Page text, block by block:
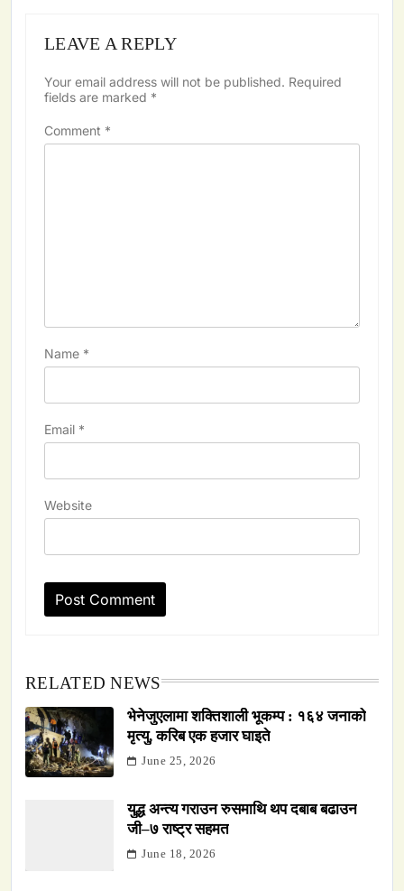
LEAVE A REPLY
Your email address will not be published. Required
fields are marked *
Comment *
Name *
Email *
Website
RELATED NEWS
भेनेजुएलामा शक्तिशाली भूकम्प : १६४ जनाको
मृत्यु, करिब एक हजार घाइते
June 25, 2026
युद्ध अन्त्य गराउन रुसमाथि थप दबाब बढाउन
जी–७ राष्ट्र सहमत
June 18, 2026